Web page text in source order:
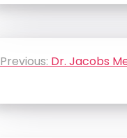
Previous: Dr. Jacobs